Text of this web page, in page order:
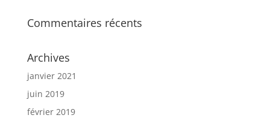
Commentaires récents
Archives
janvier 2021
juin 2019
février 2019